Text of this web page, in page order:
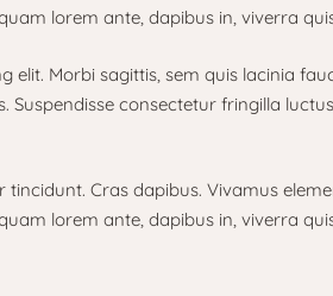
lorem ante, dapibus in, viverra
elit. Morbi sagittis, sem quis lacinia
consectetur fringilla
Cras dapibus. Vivamus
lorem ante, dapibus in, viverra